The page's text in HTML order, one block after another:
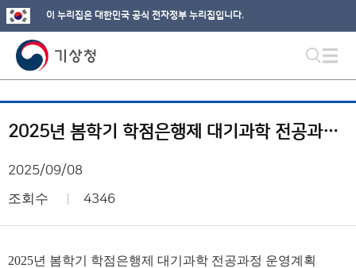
이 누리집은 대한민국 공식 전자정부 누리집입니다.
2025년 봄학기 학점은행제 대기과학 전공과정 운영계획
2025/09/08
조회수 4346
2025년 봄학기 학점은행제 대기과학 전공과정 운영계획